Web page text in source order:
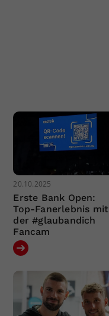
20.10.2025
Erste Bank Open:
Top-Fanerlebnis mit
der #glaubandich
Fancam